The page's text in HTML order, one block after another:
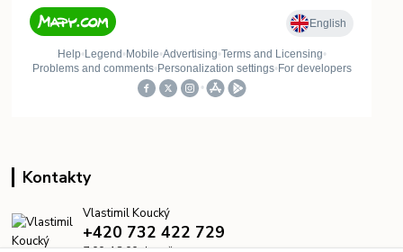
Kontakty
Vlastimil Koucký
+420 732 422 729